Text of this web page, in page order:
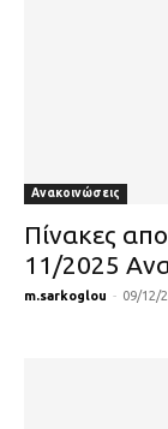
Ανακοινώσεις
Πίνακες
11/2025
m.sarkoglou - 09/12/